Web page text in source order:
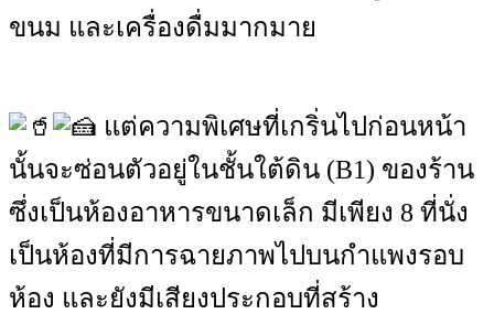
ขนม และเครื่องดื่มมากมาย
แต่ความพิเศษที่เกริ่นไปก่อนหน้า
นั้นจะซ่อนตัวอยู่ในชั้นใต้ดิน (B1) ของร้าน
ซึ่งเป็นห้องอาหารขนาดเล็ก มีเพียง 8 ที่นั่ง
เป็นห้องที่มีการฉายภาพไปบนกำแพงรอบ
ห้อง และยังมีเสียงประกอบที่สร้าง